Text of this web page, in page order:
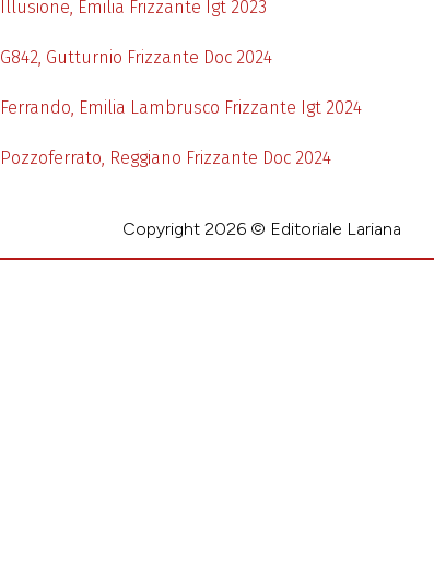
Illusione, Emilia Frizzante Igt 2023
G842, Gutturnio Frizzante Doc 2024
Ferrando, Emilia Lambrusco Frizzante Igt 2024
Pozzoferrato, Reggiano Frizzante Doc 2024
Copyright 2026 © Editoriale Lariana